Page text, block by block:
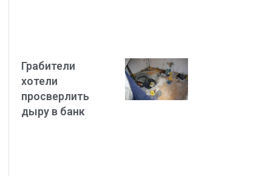
Грабители
хотели
просверлить
дыру в банк